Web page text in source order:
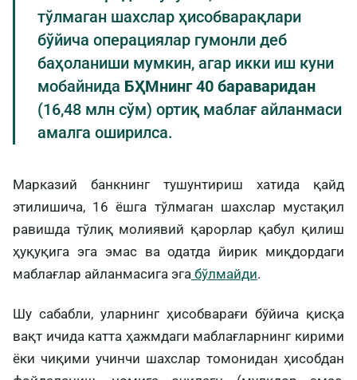
тўлмаган шахслар ҳисобварақлари
бўйича операциялар гумонли деб
баҳоланиши мумкин, агар икки иш куни
мобайнида БҲМнинг 40 бараваридан
(16,48 млн сўм) ортиқ маблағ айланмаси
амалга оширилса.
Марказий банкнинг тушунтириш хатида қайд
этилишича, 16 ёшга тўлмаган шахслар мустақил
равишда тўлиқ молиявий қарорлар қабул қилиш
ҳуқуқига эга эмас ва одатда йирик миқдордаги
маблағлар айланмасига эга бўлмайди.
Шу сабабли, уларнинг ҳисобварағи бўйича қисқа
вақт ичида катта ҳажмдаги маблағларнинг кирими
ёки чиқими учинчи шахслар томонидан ҳисобдан